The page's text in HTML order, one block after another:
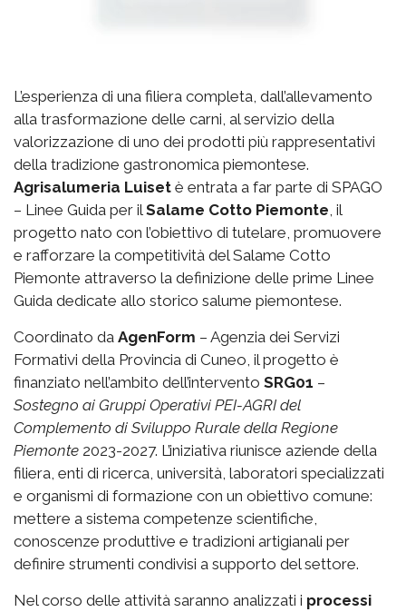
L’esperienza di una filiera completa, dall’allevamento
alla trasformazione delle carni, al servizio della
valorizzazione di uno dei prodotti più rappresentativi
della tradizione gastronomica piemontese.
Agrisalumeria Luiset è entrata a far parte di SPAGO
– Linee Guida per il Salame Cotto Piemonte , il
progetto nato con l’obiettivo di tutelare, promuovere
e rafforzare la competitività del Salame Cotto
Piemonte attraverso la definizione delle prime Linee
Guida dedicate allo storico salume piemontese.
Coordinato da AgenForm – Agenzia dei Servizi
Formativi della Provincia di Cuneo, il progetto è
finanziato nell’ambito dell’intervento SRG01 –
Sostegno ai Gruppi Operativi PEI-AGRI del
Complemento di Sviluppo Rurale della Regione
Piemonte 2023-2027. L’iniziativa riunisce aziende della
filiera, enti di ricerca, università, laboratori specializzati
e organismi di formazione con un obiettivo comune:
mettere a sistema competenze scientifiche,
conoscenze produttive e tradizioni artigianali per
definire strumenti condivisi a supporto del settore.
Nel corso delle attività saranno analizzati i processi